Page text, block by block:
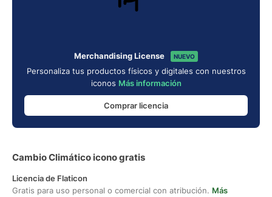
Merchandising License NUEVO
Personaliza tus productos físicos y digitales con nuestros
iconos Más información
Comprar licencia
Cambio Climático icono gratis
Licencia de Flaticon
Gratis para uso personal o comercial con atribución. Más